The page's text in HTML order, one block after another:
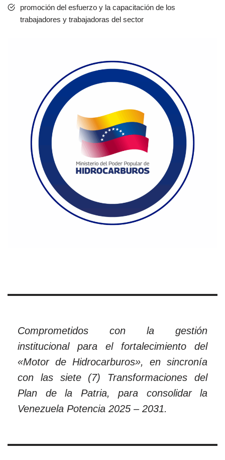
promoción del esfuerzo y la capacitación de los
trabajadores y trabajadoras del sector
Comprometidos con la gestión
institucional para el fortalecimiento del
«Motor de Hidrocarburos», en sincronía
con las siete (7) Transformaciones del
Plan de la Patria, para consolidar la
Venezuela Potencia 2025 – 2031.